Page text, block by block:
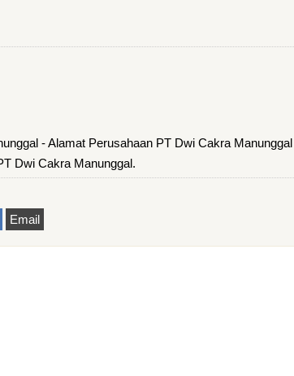
- Alamat Perusahaan PT Dwi Cakra
Dwi Cakra Manunggal.
Email